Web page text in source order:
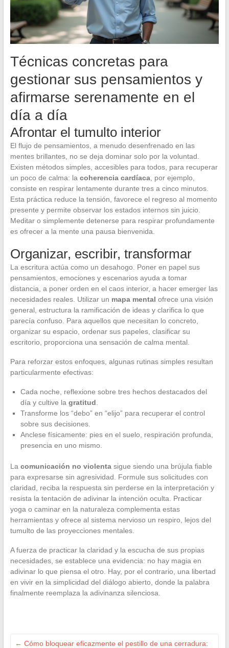
Técnicas concretas para
gestionar sus pensamientos y
afirmarse serenamente en el
día a día
Afrontar el tumulto interior
El flujo de pensamientos, a menudo desenfrenado en las
mentes brillantes, no se deja dominar solo por la voluntad.
Existen métodos simples, accesibles para todos, para recuperar
un poco de calma: la coherencia cardíaca, por ejemplo,
consiste en respirar lentamente durante tres a cinco minutos.
Esta práctica reduce la tensión, favorece el regreso al momento
presente y permite observar los estados internos sin juicio.
Meditar o simplemente detenerse para respirar profundamente
es ofrecer a la mente una pausa bienvenida.
Organizar, escribir, transformar
La escritura actúa como un desahogo. Poner en papel sus
pensamientos, emociones y escenarios ayuda a tomar
distancia, a poner orden en el caos interior, a hacer emerger las
necesidades reales. Utilizar un mapa mental ofrece una visión
general, estructura la ramificación de ideas y clarifica lo que
parecía confuso. Para aquellos que necesitan lo concreto,
organizar su espacio, ordenar sus papeles, clasificar su
escritorio, proporciona una sensación de calma mental.
Para reforzar estos enfoques, algunas rutinas simples resultan
particularmente efectivas:
Cada noche, reflexione sobre tres hechos destacados del
día y cultive la gratitud
Transforme los “debo” en “elijo” para recuperar el control
sobre sus decisiones.
Anclese físicamente: pies en el suelo, respiración profunda,
presencia en uno mismo.
La comunicación no violentasigue siendo una brújula fiable
para expresarse sin agresividad. Formule sus solicitudes con
claridad, reciba la respuesta sin perderse en la interpretación y
resista la tentación de adivinar la intención oculta. Practicar
yoga o caminar en la naturaleza complementa estas
herramientas y ofrece al sistema nervioso un respiro, lejos del
tumulto de las proyecciones mentales.
A fuerza de practicar la claridad y la escucha de sus propias
necesidades, se establece una evidencia: no hay magia en
adivinar lo que piensa el otro. Hay, por el contrario, una libertad
en vivir en la simplicidad del diálogo abierto, donde la palabra
finalmente reemplaza la adivinanza silenciosa.
← Cómo bloquear eficazmente el pestillo de una cerradura: